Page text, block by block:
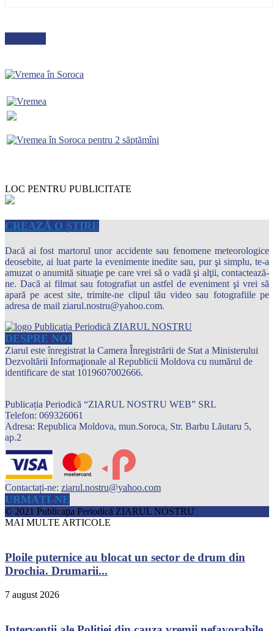
LOC PENTRU PUBLICITATE
CREAZĂ O ȘTIRE
Dacă ai fost martorul unor accidente sau fenomene meteorologice
deosebite, ai luat parte la evenimente inedite sau, pur şi simplu, te-a
amuzat o anumită situaţie pe care vrei să o vadă şi alţii, contactează-
ne. Dacă ai filmat sau fotografiat un astfel de eveniment şi vrei să
apară pe acest site, trimite-ne clipul tău video sau fotografiile pe
adresa de mail ziarul.nostru@yahoo.com.
DESPRE NOI
Ziarul este înregistrat la Camera Înregistrării de Stat a Ministerului
Dezvoltării Informaţionale al Republicii Moldova cu numărul de
identificare de stat 1019607002666.
Publicația Periodică “ZIARUL NOSTRU WEB” SRL
Telefon: 069326061
Adresa: Republica Moldova, mun.Soroca, Str. Barbu Lăutaru 5,
ap.2
Contactați-ne: ziarul.nostru@yahoo.com
URMAȚI-NE
© 2021 Publicaţia Periodică ZIARUL NOSTRU
MAI MULTE ARTICOLE
Ploile puternice au blocat un sector de drum din
Drochia. Drumarii...
7 august 2026